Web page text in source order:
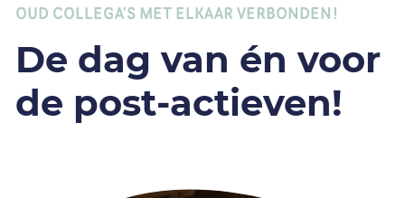
OUD COLLEGA'S MET ELKAAR VERBONDEN!
De dag van én voor
de post-actieven!